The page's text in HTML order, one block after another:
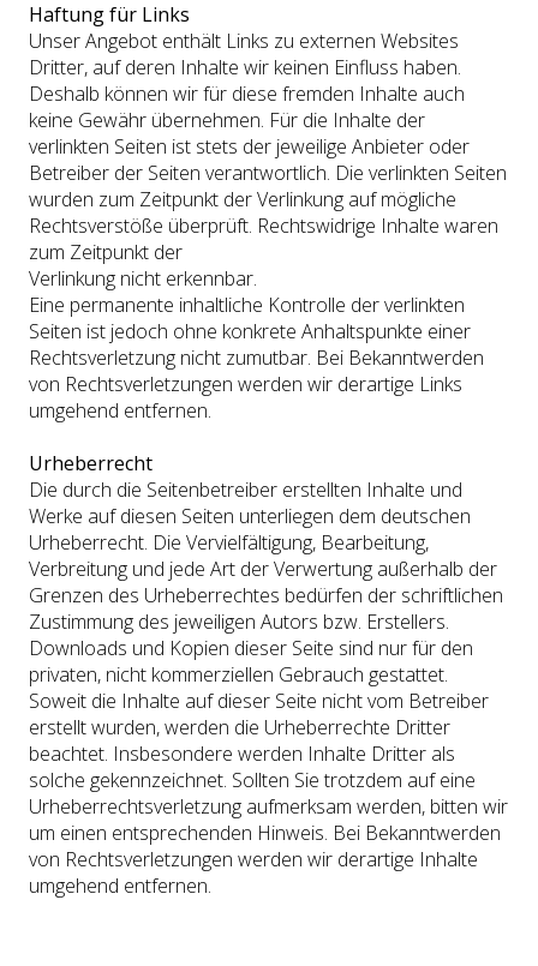
Haftung für Links
Unser Angebot enthält Links zu externen Websites
Dritter, auf deren Inhalte wir keinen Einfluss haben.
Deshalb können wir für diese fremden Inhalte auch
keine Gewähr übernehmen. Für die Inhalte der
verlinkten Seiten ist stets der jeweilige Anbieter oder
Betreiber der Seiten verantwortlich. Die verlinkten Seiten
wurden zum Zeitpunkt der Verlinkung auf mögliche
Rechtsverstöße überprüft. Rechtswidrige Inhalte waren
zum Zeitpunkt der
Verlinkung nicht erkennbar.
Eine permanente inhaltliche Kontrolle der verlinkten
Seiten ist jedoch ohne konkrete Anhaltspunkte einer
Rechtsverletzung nicht zumutbar. Bei Bekanntwerden
von Rechtsverletzungen werden wir derartige Links
umgehend entfernen.
Urheberrecht
Die durch die Seitenbetreiber erstellten Inhalte und
Werke auf diesen Seiten unterliegen dem deutschen
Urheberrecht. Die Vervielfältigung, Bearbeitung,
Verbreitung und jede Art der Verwertung außerhalb der
Grenzen des Urheberrechtes bedürfen der schriftlichen
Zustimmung des jeweiligen Autors bzw. Erstellers.
Downloads und Kopien dieser Seite sind nur für den
privaten, nicht kommerziellen Gebrauch gestattet.
Soweit die Inhalte auf dieser Seite nicht vom Betreiber
erstellt wurden, werden die Urheberrechte Dritter
beachtet. Insbesondere werden Inhalte Dritter als
solche gekennzeichnet. Sollten Sie trotzdem auf eine
Urheberrechtsverletzung aufmerksam werden, bitten wir
um einen entsprechenden Hinweis. Bei Bekanntwerden
von Rechtsverletzungen werden wir derartige Inhalte
umgehend entfernen.